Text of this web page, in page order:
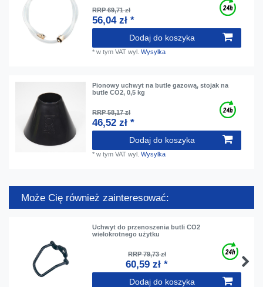
RRP 69,71 zł
56,04 zł *
Dodaj do koszyka
*w tym VAT wyl.Wysylka
Pionowy uchwyt na butle gazową, stojak na
butle CO2, 0,5 kg
RRP 58,17 zł
46,52 zł *
Dodaj do koszyka
*w tym VAT wyl.Wysylka
Może Cię również zainteresować:
Uchwyt do przenoszenia butli CO2
wielokrotnego użytku
RRP 79,73 zł
60,59 zł *
Dodaj do koszyka